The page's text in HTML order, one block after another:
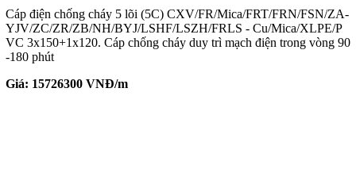
Cáp điện chống cháy 5 lõi (5C) CXV/FR/Mica/FRT/FRN/FSN/ZA-
YJV/ZC/ZR/ZB/NH/BYJ/LSHF/LSZH/FRLS - Cu/Mica/XLPE/P
VC 3x150+1x120. Cáp chống cháy duy trì mạch điện trong vòng 90
-180 phút
Giá: 15726300VNĐ/m